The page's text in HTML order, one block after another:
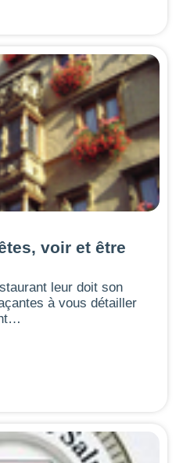
voir et être
leur doit son
à vous détailler